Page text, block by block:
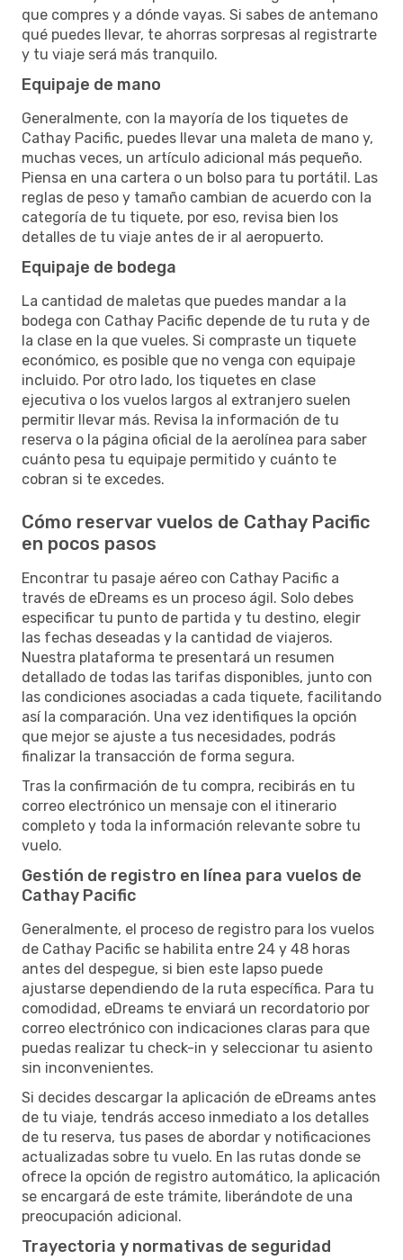
que compres y a dónde vayas. Si sabes de antemano
qué puedes llevar, te ahorras sorpresas al registrarte
y tu viaje será más tranquilo.
Equipaje de mano
Generalmente, con la mayoría de los tiquetes de
Cathay Pacific, puedes llevar una maleta de mano y,
muchas veces, un artículo adicional más pequeño.
Piensa en una cartera o un bolso para tu portátil. Las
reglas de peso y tamaño cambian de acuerdo con la
categoría de tu tiquete, por eso, revisa bien los
detalles de tu viaje antes de ir al aeropuerto.
Equipaje de bodega
La cantidad de maletas que puedes mandar a la
bodega con Cathay Pacific depende de tu ruta y de
la clase en la que vueles. Si compraste un tiquete
económico, es posible que no venga con equipaje
incluido. Por otro lado, los tiquetes en clase
ejecutiva o los vuelos largos al extranjero suelen
permitir llevar más. Revisa la información de tu
reserva o la página oficial de la aerolínea para saber
cuánto pesa tu equipaje permitido y cuánto te
cobran si te excedes.
Cómo reservar vuelos de Cathay Pacific
en pocos pasos
Encontrar tu pasaje aéreo con Cathay Pacific a
través de eDreams es un proceso ágil. Solo debes
especificar tu punto de partida y tu destino, elegir
las fechas deseadas y la cantidad de viajeros.
Nuestra plataforma te presentará un resumen
detallado de todas las tarifas disponibles, junto con
las condiciones asociadas a cada tiquete, facilitando
así la comparación. Una vez identifiques la opción
que mejor se ajuste a tus necesidades, podrás
finalizar la transacción de forma segura.
Tras la confirmación de tu compra, recibirás en tu
correo electrónico un mensaje con el itinerario
completo y toda la información relevante sobre tu
vuelo.
Gestión de registro en línea para vuelos de
Cathay Pacific
Generalmente, el proceso de registro para los vuelos
de Cathay Pacific se habilita entre 24 y 48 horas
antes del despegue, si bien este lapso puede
ajustarse dependiendo de la ruta específica. Para tu
comodidad, eDreams te enviará un recordatorio por
correo electrónico con indicaciones claras para que
puedas realizar tu check-in y seleccionar tu asiento
sin inconvenientes.
Si decides descargar la aplicación de eDreams antes
de tu viaje, tendrás acceso inmediato a los detalles
de tu reserva, tus pases de abordar y notificaciones
actualizadas sobre tu vuelo. En las rutas donde se
ofrece la opción de registro automático, la aplicación
se encargará de este trámite, liberándote de una
preocupación adicional.
Trayectoria y normativas de seguridad